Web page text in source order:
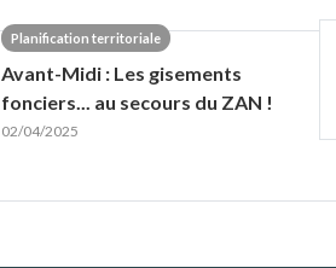
Planification territoriale
Avant-Midi : Les gisements
fonciers... au secours du ZAN !
02/04/2025